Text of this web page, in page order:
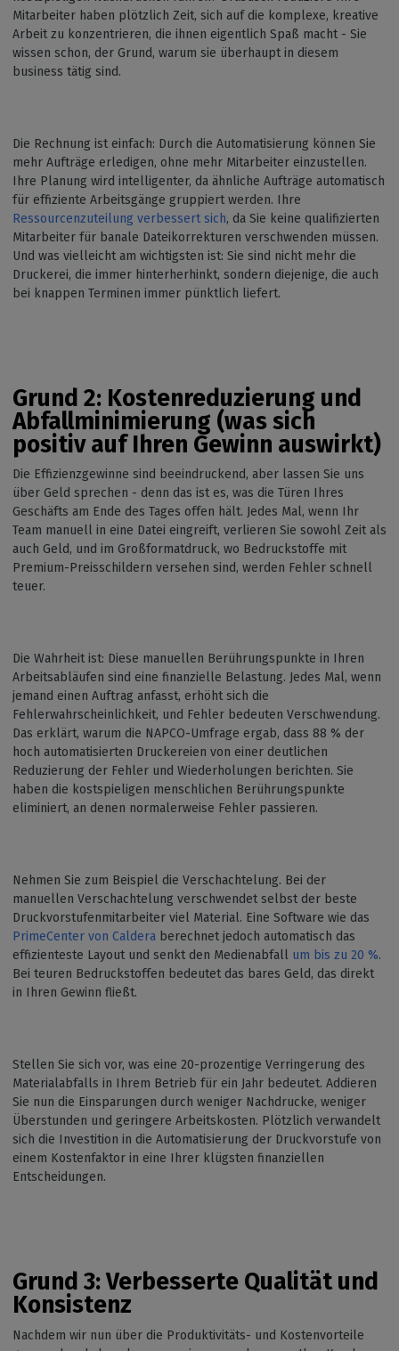
Mitarbeiter haben plötzlich Zeit, sich auf die komplexe, kreative
Arbeit zu konzentrieren, die ihnen eigentlich Spaß macht - Sie
wissen schon, der Grund, warum sie überhaupt in diesem
business tätig sind.
Die Rechnung ist einfach: Durch die Automatisierung können Sie
mehr Aufträge erledigen, ohne mehr Mitarbeiter einzustellen.
Ihre Planung wird intelligenter, da ähnliche Aufträge automatisch
für effiziente Arbeitsgänge gruppiert werden. Ihre
Ressourcenzuteilung verbessert sich, da Sie keine qualifizierten
Mitarbeiter für banale Dateikorrekturen verschwenden müssen.
Und was vielleicht am wichtigsten ist: Sie sind nicht mehr die
Druckerei, die immer hinterherhinkt, sondern diejenige, die auch
bei knappen Terminen immer pünktlich liefert.
Grund 2: Kostenreduzierung und
Abfallminimierung (was sich
positiv auf Ihren Gewinn auswirkt)
Die Effizienzgewinne sind beeindruckend, aber lassen Sie uns
über Geld sprechen - denn das ist es, was die Türen Ihres
Geschäfts am Ende des Tages offen hält. Jedes Mal, wenn Ihr
Team manuell in eine Datei eingreift, verlieren Sie sowohl Zeit als
auch Geld, und im Großformatdruck, wo Bedruckstoffe mit
Premium-Preisschildern versehen sind, werden Fehler schnell
teuer.
Die Wahrheit ist: Diese manuellen Berührungspunkte in Ihren
Arbeitsabläufen sind eine finanzielle Belastung. Jedes Mal, wenn
jemand einen Auftrag anfasst, erhöht sich die
Fehlerwahrscheinlichkeit, und Fehler bedeuten Verschwendung.
Das erklärt, warum die NAPCO-Umfrage ergab, dass 88 % der
hoch automatisierten Druckereien von einer deutlichen
Reduzierung der Fehler und Wiederholungen berichten. Sie
haben die kostspieligen menschlichen Berührungspunkte
eliminiert, an denen normalerweise Fehler passieren.
Nehmen Sie zum Beispiel die Verschachtelung. Bei der
manuellen Verschachtelung verschwendet selbst der beste
Druckvorstufenmitarbeiter viel Material. Eine Software wie das
PrimeCenter von Caldera berechnet jedoch automatisch das
effizienteste Layout und senkt den Medienabfall um bis zu 20 %.
Bei teuren Bedruckstoffen bedeutet das bares Geld, das direkt
in Ihren Gewinn fließt.
Stellen Sie sich vor, was eine 20-prozentige Verringerung des
Materialabfalls in Ihrem Betrieb für ein Jahr bedeutet. Addieren
Sie nun die Einsparungen durch weniger Nachdrucke, weniger
Überstunden und geringere Arbeitskosten. Plötzlich verwandelt
sich die Investition in die Automatisierung der Druckvorstufe von
einem Kostenfaktor in eine Ihrer klügsten finanziellen
Entscheidungen.
Grund 3: Verbesserte Qualität und
Konsistenz
Nachdem wir nun über die Produktivitäts- und Kostenvorteile